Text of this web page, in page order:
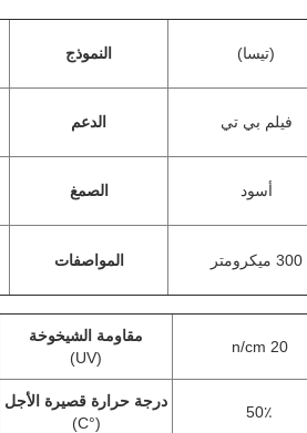
(تيسا) النموذج
فيلم بي تي الدعم
أسود الصمغ
300 ميكرومتر المواصفات
20 n/cm
مقاومة الشيخوخة
(UV)
50٪
درجة حرارة قصيرة الأجل
(°C)